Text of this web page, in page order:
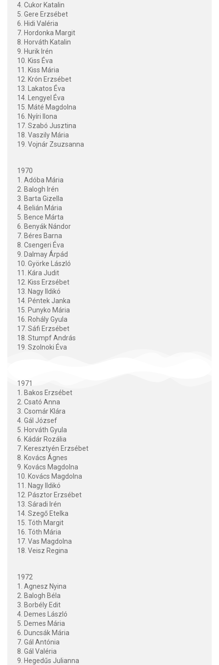
4. Cukor Katalin
5. Gere Erzsébet
6. Hidi Valéria
7. Hordonka Margit
8. Horváth Katalin
9. Hurik Irén
10. Kiss Éva
11. Kiss Mária
12. Krón Erzsébet
13. Lakatos Éva
14. Lengyel Éva
15. Máté Magdolna
16. Nyíri Ilona
17. Szabó Jusztina
18. Vaszily Mária
19. Vojnár Zsuzsanna
1970
1. Adóba Mária
2. Balogh Irén
3. Barta Gizella
4. Belián Mária
5. Bence Márta
6. Benyák Nándor
7. Béres Barna
8. Csengeri Éva
9. Dalmay Árpád
10. Györke László
11. Kára Judit
12. Kiss Erzsébet
13. Nagy Ildikó
14. Péntek Janka
15. Punyko Mária
16. Rohály Gyula
17. Sáfi Erzsébet
18. Stumpf András
19. Szolnoki Éva
1971
1. Bakos Erzsébet
2. Csató Anna
3. Csomár Klára
4. Gál József
5. Horváth Gyula
6. Kádár Rozália
7. Keresztyén Erzsébet
8. Kovács Ágnes
9. Kovács Magdolna
10. Kovács Magdolna
11. Nagy Ildikó
12. Pásztor Erzsébet
13. Sáradi Irén
14. Szegő Etelka
15. Tóth Margit
16. Tóth Mária
17. Vas Magdolna
18. Veisz Regina
1972
1. Agnesz Nyina
2. Balogh Béla
3. Borbély Edit
4. Demes László
5. Demes Mária
6. Duncsák Mária
7. Gál Antónia
8. Gál Valéria
9. Hegedűs Julianna